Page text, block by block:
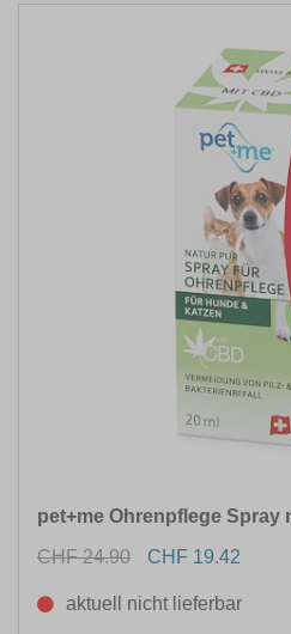
pet+me Ohrenpflege Spray
CHF 24.90
CHF 19.42
aktuell nicht lieferbar